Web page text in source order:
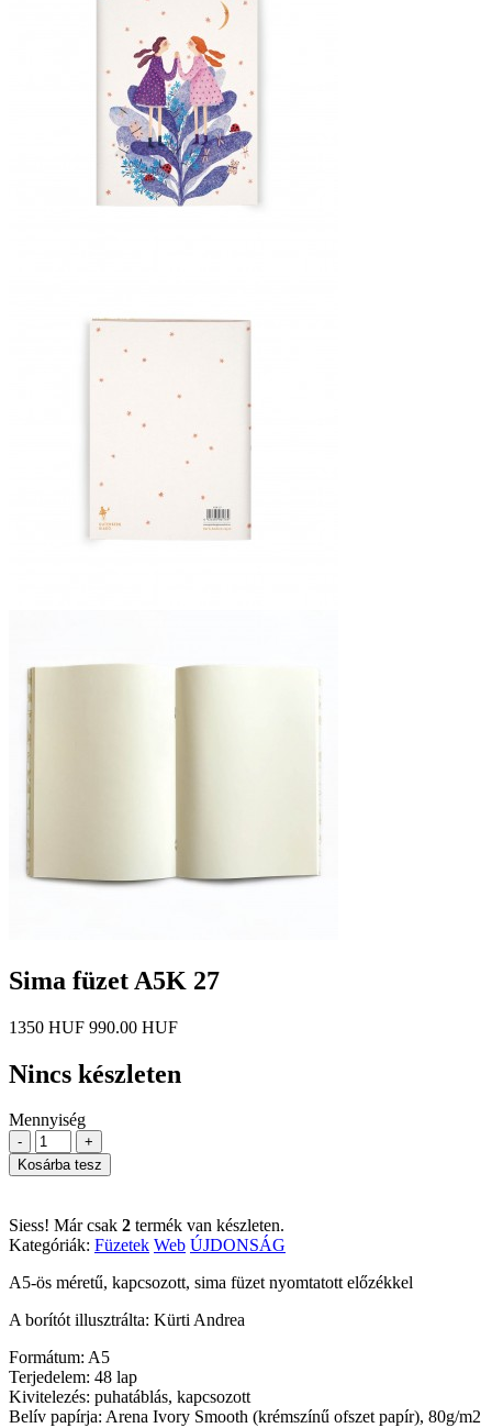
Sima füzet A5K 27
1350 HUF 990.00 HUF
Nincs készleten
Mennyiség
-
+
Kosárba tesz
Siess! Már csak 2 termék van készleten.
Kategóriák: Füzetek Web ÚJDONSÁG
A5-ös méretű, kapcsozott, sima füzet nyomtatott előzékkel
A borítót illusztrálta: Kürti Andrea
Formátum: A5
Terjedelem: 48 lap
Kivitelezés: puhatáblás, kapcsozott
Belív papírja: Arena Ivory Smooth (krémszínű ofszet papír), 80g/m2